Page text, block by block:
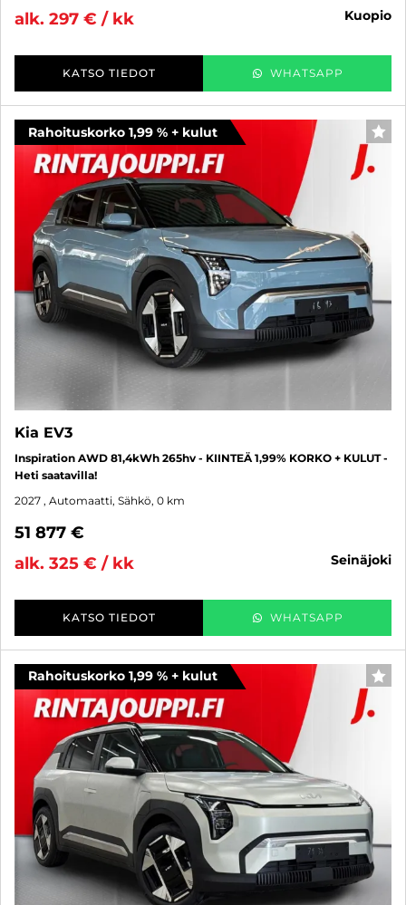
alk. 297 € / kk
kuopio
KATSO TIEDOT WHATSAPP
Rahoituskorko 1,99 % + kulut
Kia EV3
Inspiration AWD 81,4kWh 265hv - KIINTEÄ 1,99% KORKO + KULUT -
Heti saatavilla!
2027 , Automaatti, Sähkö, 0 km
51 877 €
alk. 325 € / kk
seinäjoki
KATSO TIEDOT WHATSAPP
Rahoituskorko 1,99 % + kulut